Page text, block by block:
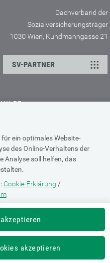
ein optimales Website-
des Online-Verhaltens der
Analyse soll helfen, das
Cookie-Erklärung /
auf der Seite "Cookie-Erklärung"
akzeptieren
Dachverband der
Sozialversicherungsträger
1030 Wien, Kundmanngasse 21
SV-PARTNER
HILFE
Browser-Info & Sicherheit
Hilfe zur Suche
Technische Unterstützung